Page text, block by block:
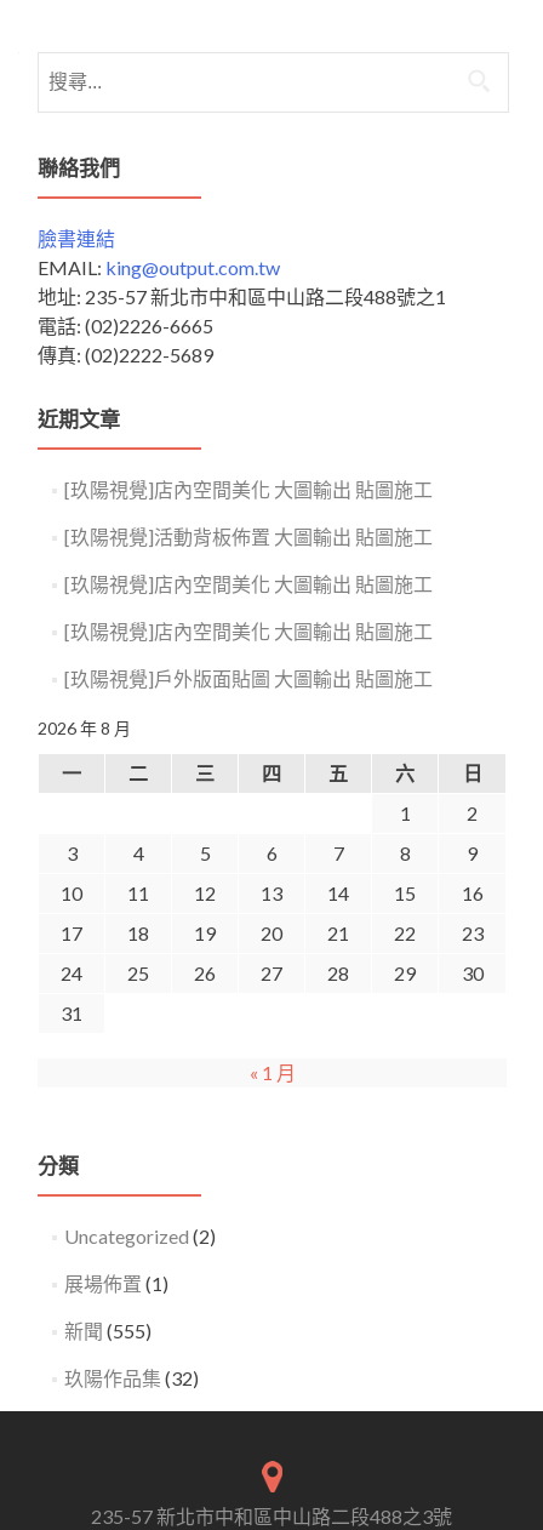
尋
鍵
字:
聯絡我們
臉書連結
EMAIL: king@output.com.tw
地址: 235-57 新北市中和區中山路二段488號之1
電話: (02)2226-6665
傳真: (02)2222-5689
近期文章
[玖陽視覺]店內空間美化 大圖輸出 貼圖施工
[玖陽視覺]活動背板佈置 大圖輸出 貼圖施工
[玖陽視覺]店內空間美化 大圖輸出 貼圖施工
[玖陽視覺]店內空間美化 大圖輸出 貼圖施工
[玖陽視覺]戶外版面貼圖 大圖輸出 貼圖施工
2026 年 8 月
一 二 三 四 五 六
日
1
2
3
4 5 6 7 8
9
10
11 12 13 14 15
16
17
18 19 20 21 22
23
24
25 26 27 28 29
30
31
« 1 月
分類
Uncategorized (2)
展場佈置 (1)
新聞 (555)
玖陽作品集 (32)
235-57 新北市中和區中山路二段488之3號